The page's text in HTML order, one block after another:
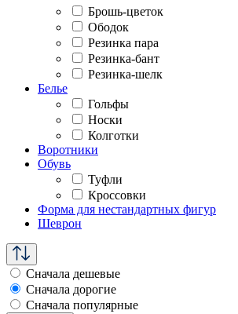
Брошь-цветок
Ободок
Резинка пара
Резинка-бант
Резинка-шелк
Белье
Гольфы
Носки
Колготки
Воротники
Обувь
Туфли
Кроссовки
Форма для нестандартных фигур
Шеврон
Сначала дешевые
Сначала дорогие
Сначала популярные